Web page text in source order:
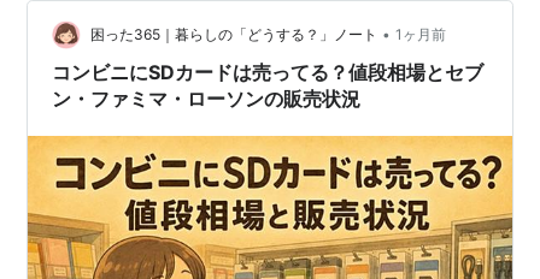
りませんか？ パソコンの電源が入らない、外付けHDDが
認識しない、USBメモリのデータが開けない、スマート
フォンの写真が見られなくなったなど、データトラブル
は突然発生する…
困った365｜暮らしの「どうする？」ノート • 1ヶ月前
コンビニにSDカードは売ってる？値段相場とセブ
ン・ファミマ・ローソンの販売状況